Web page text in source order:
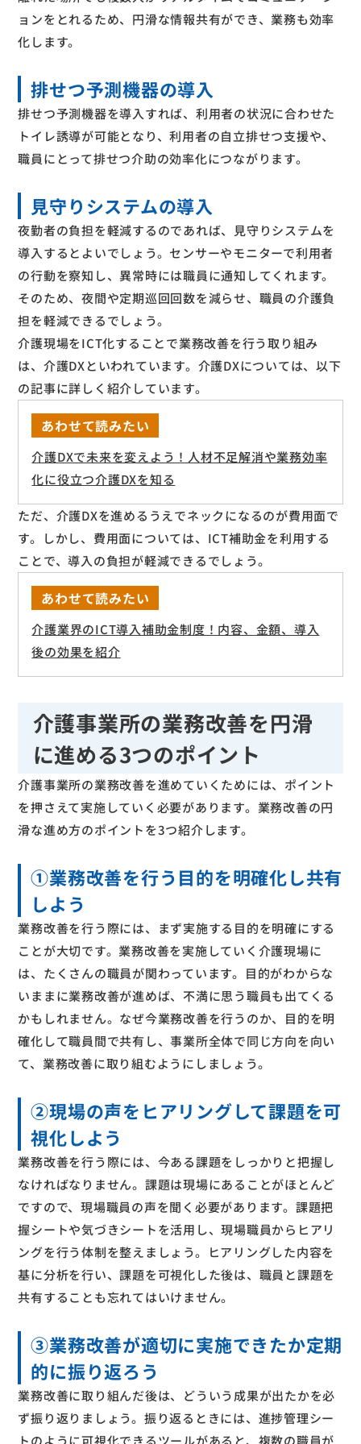
ョンをとれるため、円滑な情報共有ができ、業務も効率
化します。
排せつ予測機器の導入
排せつ予測機器を導入すれば、利用者の状況に合わせた
トイレ誘導が可能となり、利用者の自立排せつ支援や、
職員にとって排せつ介助の効率化につながります。
見守りシステムの導入
夜勤者の負担を軽減するのであれば、見守りシステムを
導入するとよいでしょう。センサーやモニターで利用者
の行動を察知し、異常時には職員に通知してくれます。
そのため、夜間や定期巡回回数を減らせ、職員の介護負
担を軽減できるでしょう。
介護現場をICT化することで業務改善を行う取り組み
は、介護DXといわれています。介護DXについては、以下
の記事に詳しく紹介しています。
あわせて読みたい
介護DXで未来を変えよう！人材不足解消や業務効率
化に役立つ介護DXを知る
ただ、介護DXを進めるうえでネックになるのが費用面で
す。しかし、費用面については、ICT補助金を利用する
ことで、導入の負担が軽減できるでしょう。
あわせて読みたい
介護業界のICT導入補助金制度！内容、金額、導入
後の効果を紹介
介護事業所の業務改善を円滑
に進める3つのポイント
介護事業所の業務改善を進めていくためには、ポイント
を押さえて実施していく必要があります。業務改善の円
滑な進め方のポイントを3つ紹介します。
①業務改善を行う目的を明確化し共有
しよう
業務改善を行う際には、まず実施する目的を明確にする
ことが大切です。業務改善を実施していく介護現場に
は、たくさんの職員が関わっています。目的がわからな
いままに業務改善が進めば、不満に思う職員も出てくる
かもしれません。なぜ今業務改善を行うのか、目的を明
確化して職員間で共有し、事業所全体で同じ方向を向い
て、業務改善に取り組むようにしましょう。
②現場の声をヒアリングして課題を可
視化しよう
業務改善を行う際には、今ある課題をしっかりと把握し
なければなりません。課題は現場にあることがほとんど
ですので、現場職員の声を聞く必要があります。課題把
握シートや気づきシートを活用し、現場職員からヒアリ
ングを行う体制を整えましょう。ヒアリングした内容を
基に分析を行い、課題を可視化した後は、職員と課題を
共有することも忘れてはいけません。
③業務改善が適切に実施できたか定期
的に振り返ろう
業務改善に取り組んだ後は、どういう成果が出たかを必
ず振り返りましょう。振り返るときには、進捗管理シー
トのように可視化できるツールがあると、複数の職員が